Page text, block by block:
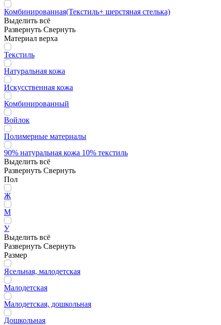
Комбинированная(Текстиль+ шерстяная стелька)
Выделить всё
Развернуть Свернуть
Материал верха
Текстиль
Натуральная кожа
Искусственная кожа
Комбинированный
Войлок
Полимерные материалы
90% натуральная кожа 10% текстиль
Выделить всё
Развернуть Свернуть
Пол
Ж
М
У
Выделить всё
Развернуть Свернуть
Размер
Ясельная, малодетская
Малодетская
Малодетская, дошкольная
Дошкольная